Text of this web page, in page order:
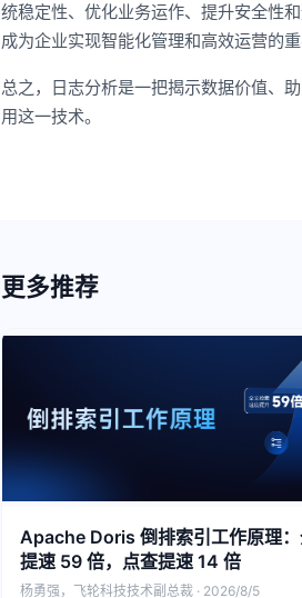
统稳定性、优化业务运作、提升安全性
成为企业实现智能化管理和高效运营的重
总之，日志分析是一把揭示数据价值、
用这一技术。
更多推荐
Apache Doris 倒排索引工作原理
提速 59 倍，点查提速 14 倍
杨勇强，飞轮科技技术副总裁 · 2026/8/5